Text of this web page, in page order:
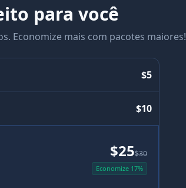
para você
Economize mais com pacotes maiores!
$5
$10
$25$30
Economize 17%